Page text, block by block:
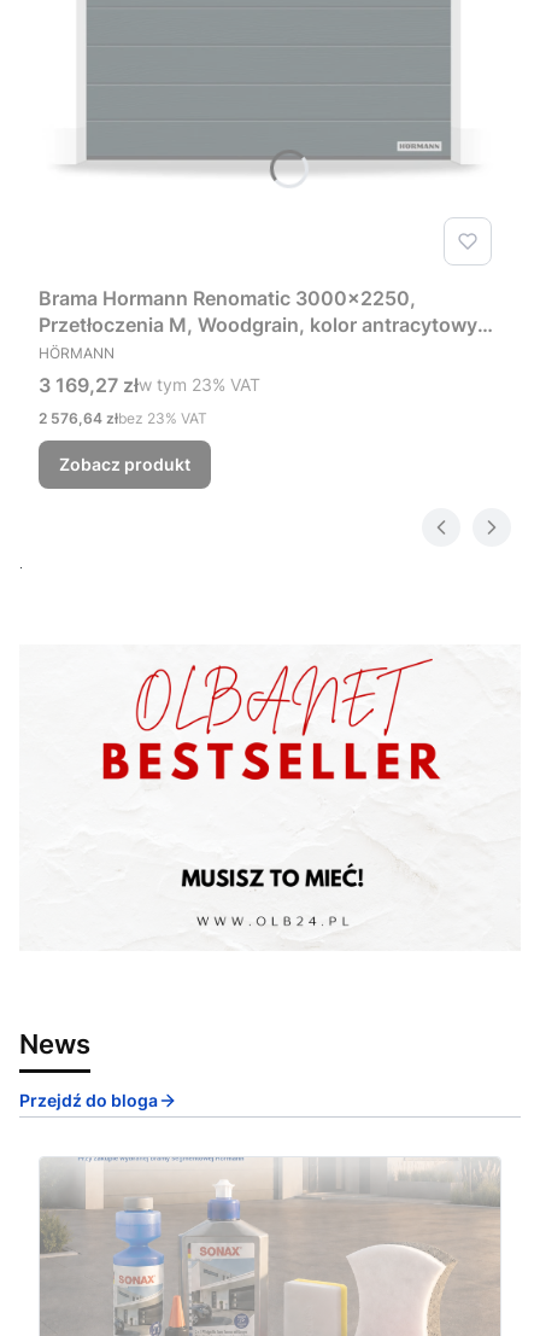
Brama Hormann Renomatic 3000x2250,
Przetłoczenia M, Woodgrain, kolor antracytowy
RAL 7016 + Prowadzenie Z
PRODUCENT
HÖRMANN
Cena brutto
3 169,27 złw tym %s VAT
w tym 23% VAT
Cena netto
2 576,64 złbez 23% VAT
Zobacz produkt
News
Przejdź do bloga